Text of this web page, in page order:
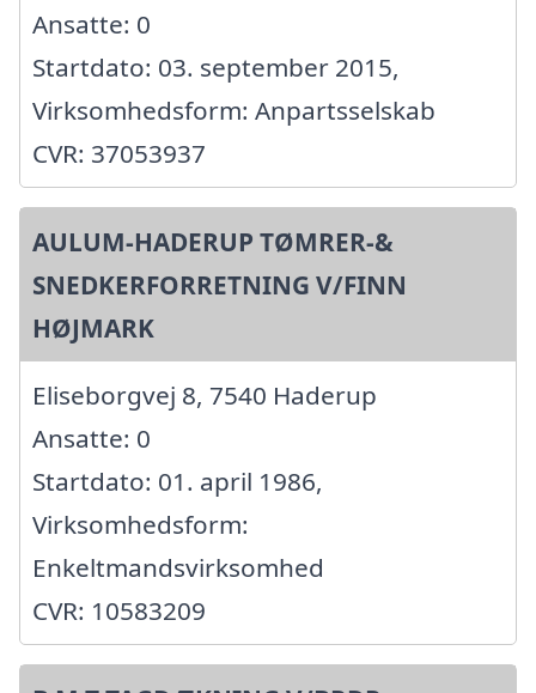
Ansatte: 0
Startdato: 03. september 2015,
Virksomhedsform: Anpartsselskab
CVR: 37053937
AULUM-HADERUP TØMRER-&
SNEDKERFORRETNING V/FINN
HØJMARK
Eliseborgvej 8, 7540 Haderup
Ansatte: 0
Startdato: 01. april 1986,
Virksomhedsform:
Enkeltmandsvirksomhed
CVR: 10583209